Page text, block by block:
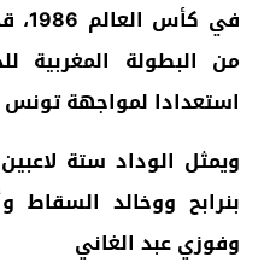
من البطولة المغربية
استعدادا لمواجهة
ويمثل الوداد ستة
بنرابح ووخالد
وفوزي عبد الغاني